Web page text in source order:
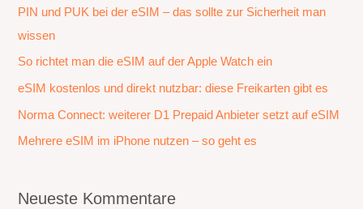
n
n
a
c
PIN und PUK bei der eSIM – das sollte zur Sicherheit man
wissen
So richtet man die eSIM auf der Apple Watch ein
eSIM kostenlos und direkt nutzbar: diese Freikarten gibt es
Norma Connect: weiterer D1 Prepaid Anbieter setzt auf eSIM
Mehrere eSIM im iPhone nutzen – so geht es
Neueste Kommentare